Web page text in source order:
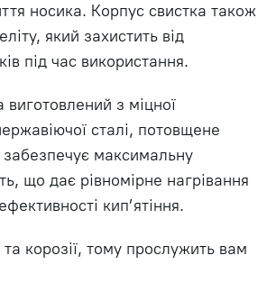
носика. Корпус свистка також
який захистить від
під час використання.
з міцної
сталі, потовщене
максимальну
що дає рівномірне нагрівання
кип’ятіння.
та корозії, тому прослужить вам